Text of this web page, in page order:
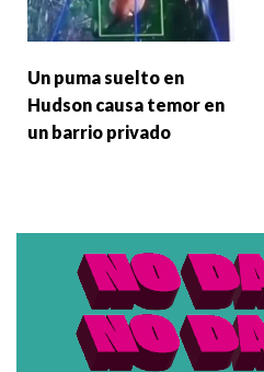
Un puma suelto en
Hudson causa temor en
un barrio privado